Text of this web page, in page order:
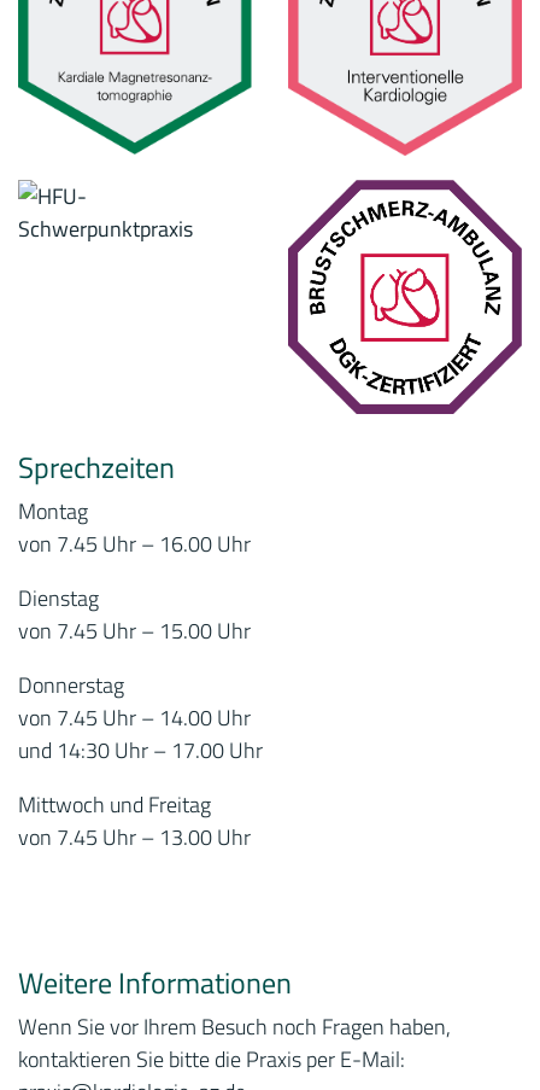
Sprechzeiten
Montag
von 7.45 Uhr – 16.00 Uhr
Dienstag
von 7.45 Uhr – 15.00 Uhr
Donnerstag
von 7.45 Uhr – 14.00 Uhr
und 14:30 Uhr – 17.00 Uhr
Mittwoch und Freitag
von 7.45 Uhr – 13.00 Uhr
Weitere Informationen
Wenn Sie vor Ihrem Besuch noch Fragen haben,
kontaktieren Sie bitte die Praxis per E-Mail: